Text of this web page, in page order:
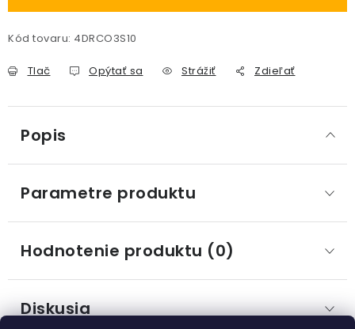
Kód tovaru: 4DRCO3S10
Tlač Opýtať sa Strážiť Zdieľať
Popis
Parametre produktu
Hodnotenie produktu (0)
Diskusia